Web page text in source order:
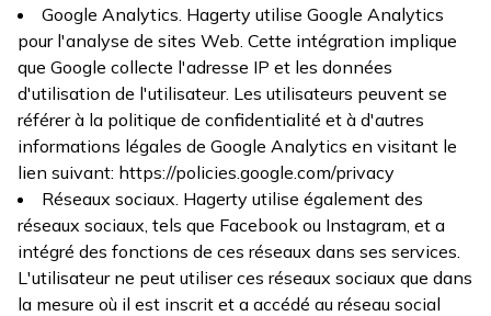
Google Analytics. Hagerty utilise Google Analytics
pour l'analyse de sites Web. Cette intégration implique
que Google collecte l'adresse IP et les données
d'utilisation de l'utilisateur. Les utilisateurs peuvent se
référer à la politique de confidentialité et à d'autres
informations légales de Google Analytics en visitant le
lien suivant: https://policies.google.com/privacy
Réseaux sociaux. Hagerty utilise également des
réseaux sociaux, tels que Facebook ou Instagram, et a
intégré des fonctions de ces réseaux dans ses services.
L'utilisateur ne peut utiliser ces réseaux sociaux que dans
la mesure où il est inscrit et a accédé au réseau social